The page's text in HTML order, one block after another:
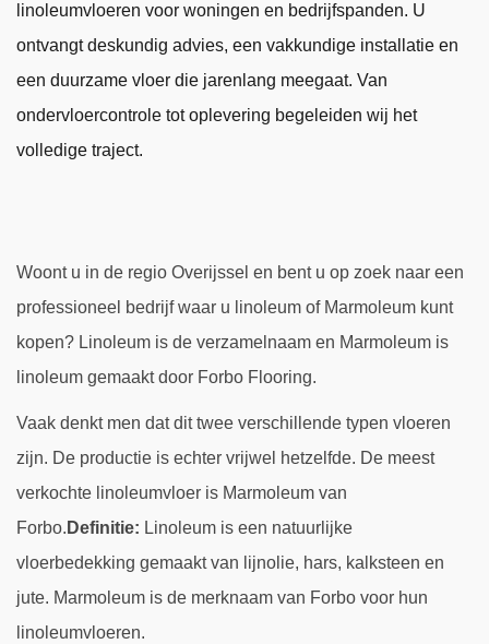
linoleumvloeren voor woningen en bedrijfspanden. U
ontvangt deskundig advies, een vakkundige installatie en
een duurzame vloer die jarenlang meegaat. Van
ondervloercontrole tot oplevering begeleiden wij het
volledige traject.
Woont u in de regio Overijssel en bent u op zoek naar een
professioneel bedrijf waar u linoleum of Marmoleum kunt
kopen? Linoleum is de verzamelnaam en Marmoleum is
linoleum gemaakt door Forbo Flooring.
Vaak denkt men dat dit twee verschillende typen vloeren
zijn. De productie is echter vrijwel hetzelfde. De meest
verkochte linoleumvloer is Marmoleum van
Forbo. Definitie: Linoleum is een natuurlijke
vloerbedekking gemaakt van lijnolie, hars, kalksteen en
jute. Marmoleum is de merknaam van Forbo voor hun
linoleumvloeren.